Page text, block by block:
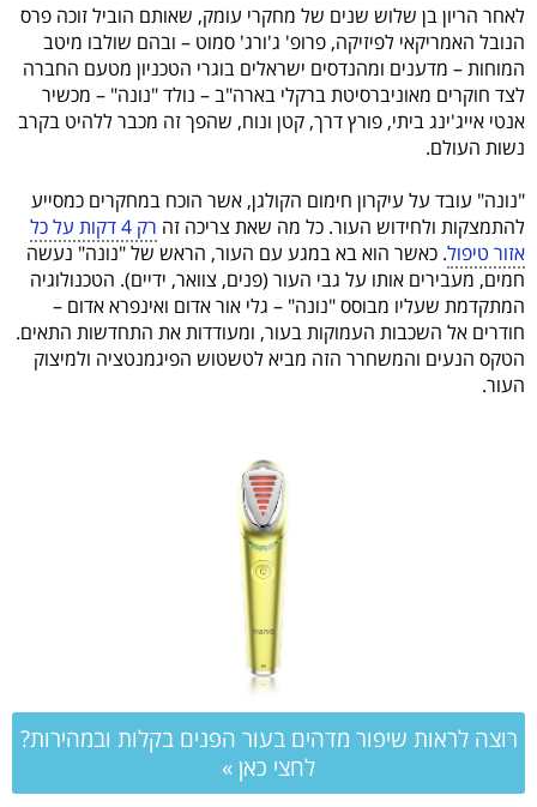
לאחר הריון בן שלוש שנים של מחקרי עומק, שאותם הוביל זוכה פרס
הנובל האמריקאי לפיזיקה, פרופ' ג'ורג' סמוט – ובהם שולבו מיטב
המוחות – מדענים ומהנדסים ישראלים בוגרי הטכניון מטעם החברה
לצד חוקרים מאוניברסיטת ברקלי בארה"ב – נולד "נונה" – מכשיר
אנטי אייג'ינג ביתי, פורץ דרך, קטן ונוח, שהפך זה מכבר ללהיט בקרב
נשות העולם.
"נונה" עובד על עיקרון חימום הקולגן, אשר הוכח במחקרים כמסייע
להתמצקות ולחידוש העור. כל מה שאת צריכה זה
רק 4 דקות על כל
אזור טיפול. כאשר הוא בא במגע עם העור, הראש של "נונה" נעשה
חמים, מעבירים אותו על גבי העור (פנים, צוואר, ידיים). הטכנולוגיה
המתקדמת שעליו מבוסס "נונה" – גלי אור אדום ואינפרא אדום –
חודרים אל השכבות העמוקות בעור, ומעודדות את התחדשות התאים.
הטקס הנעים והמשחרר הזה מביא לטשטוש הפיגמנטציה ולמיצוק
העור.
רוצה לראות שיפור מדהים בעור הפנים בקלות ובמהירות?
לחצי כאן »